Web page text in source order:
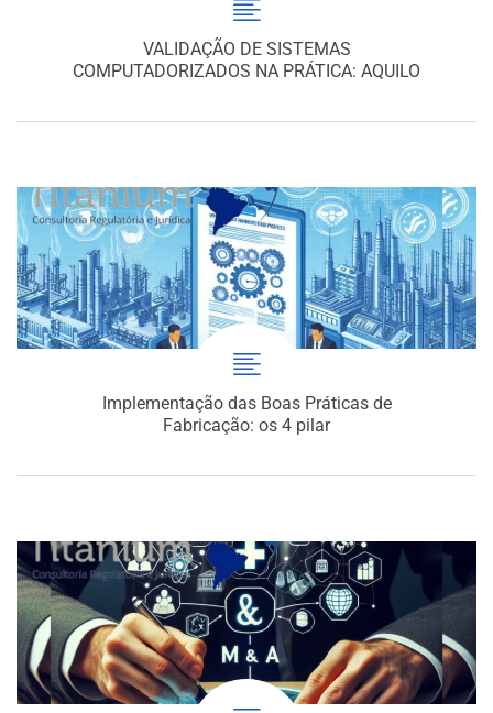
VALIDAÇÃO DE SISTEMAS
COMPUTADORIZADOS NA PRÁTICA: AQUILO
Implementação das Boas Práticas de
Fabricação: os 4 pilar